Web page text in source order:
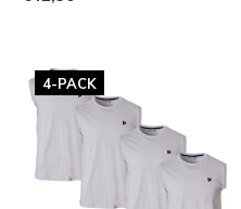
4-PACK